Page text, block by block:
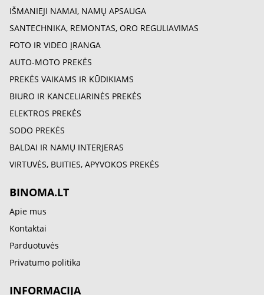
IŠMANIEJI NAMAI, NAMŲ APSAUGA
SANTECHNIKA, REMONTAS, ORO REGULIAVIMAS
FOTO IR VIDEO ĮRANGA
AUTO-MOTO PREKĖS
PREKĖS VAIKAMS IR KŪDIKIAMS
BIURO IR KANCELIARINĖS PREKĖS
ELEKTROS PREKĖS
SODO PREKĖS
BALDAI IR NAMŲ INTERJERAS
VIRTUVĖS, BUITIES, APYVOKOS PREKĖS
BINOMA.LT
Apie mus
Kontaktai
Parduotuvės
Privatumo politika
INFORMACIJA